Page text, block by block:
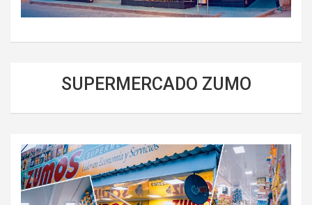
SUPERMERCADO ZUMO